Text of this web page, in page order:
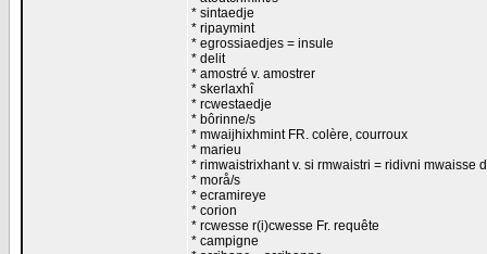
* sintaedje
* ripaymint
* egrossiaedjes = insule
* delit
* amostré v. amostrer
* skerlaxhî
* rcwestaedje
* bôrinne/s
* mwaijhixhmint FR. colère, courroux
* marieu
* rimwaistrixhant v. si rmwaistri = ridivni mwaisse
* morå/s
* ecramireye
* corion
* rcwesse r(i)cwesse Fr. requête
* campigne